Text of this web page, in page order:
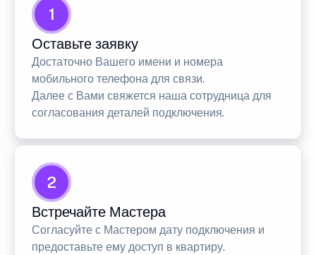
1
Оставьте заявку
Достаточно Вашего имени и номера
мобильного телефона для связи.
Далее с Вами свяжется наша сотрудница для
согласования деталей подключения.
2
Встречайте Мастера
Согласуйте с Мастером дату подключения и
предоставьте ему доступ в квартиру.